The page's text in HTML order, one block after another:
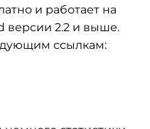
и работает на
версии 2.2 и выше.
ссылкам: